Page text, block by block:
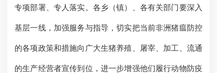
专项部署、专人落实。各乡（镇）、各有关部门要深入
基层一线，加强服务与指导，切实把当前非洲猪瘟防控
的各项政策和措施向广大生猪养殖、屠宰、加工、流通
的生产经营者宣传到位，进一步增强他们履行动物防疫